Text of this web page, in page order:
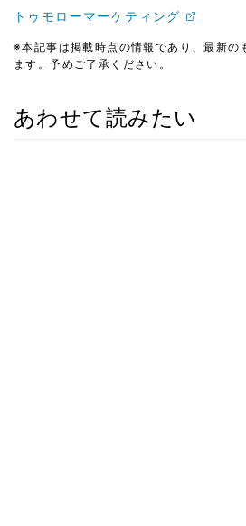
トゥモローマーケティング
※本記事は掲載時点の情報であり、最新の
ます。予めご了承ください。
あわせて読みたい